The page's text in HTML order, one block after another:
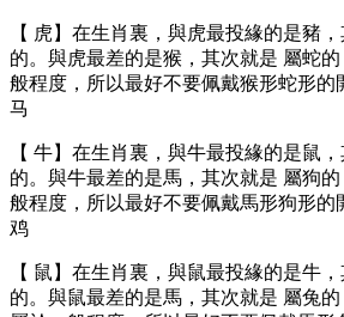
【 ⻁】在⽣肖裏，與⻁最投緣的是豬
的。與⻁最差的是猴，其次就是 屬蛇
般程度，所以最好不要佩戴猴形蛇形的
⻢
【 ⽜】在⽣肖裏，與⽜最投緣的是⿏
的。與⽜最差的是⾺，其次就是 屬狗
般程度，所以最好不要佩戴⾺形狗形的
鸡
【 ⿏】在⽣肖裏，與⿏最投緣的是⽜
的。與⿏最差的是⾺，其次就是 屬兔